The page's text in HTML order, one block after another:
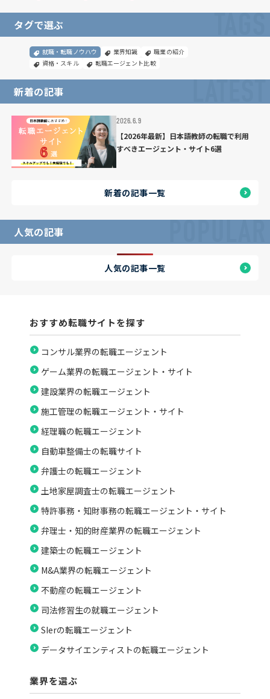
タグで選ぶ TAGS
就職・転職ノウハウ 業界知識
職業の紹介
資格・スキル
転職エージェント比較
新着の記事 LATEST
2026.6.9
【2026年最新】日本語教師の転職で利用
すべきエージェント・サイト6選
新着の記事一覧
人気の記事 POPULAR
人気の記事一覧
おすすめ転職サイトを探す
コンサル業界の転職エージェント
ゲーム業界の転職エージェント・サイト
建設業界の転職エージェント
施工管理の転職エージェント・サイト
経理職の転職エージェント
自動車整備士の転職サイト
弁護士の転職エージェント
土地家屋調査士の転職エージェント
特許事務・知財事務の転職エージェント・サイト
弁理士・知的財産業界の転職エージェント
建築士の転職エージェント
M&A業界の転職エージェント
不動産の転職エージェント
司法修習生の就職エージェント
SIerの転職エージェント
データサイエンティストの転職エージェント
業界を選ぶ